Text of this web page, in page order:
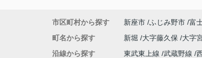
市区町村から探す 新座市 ふじみ野市 富
町名から探す
新堀 大字藤久保 大字
沿線から探す
東武東上線 武蔵野線